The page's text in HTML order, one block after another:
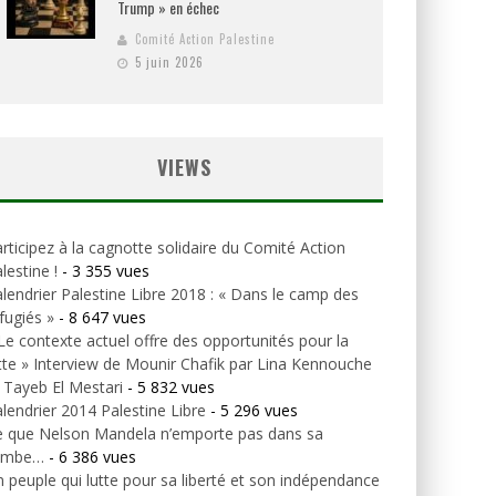
Trump » en échec
Comité Action Palestine
5 juin 2026
VIEWS
à la cagnotte solidaire du Comité Action
! - 3 355 vues
Palestine Libre 2018 : « Dans le camp des
» - 8 647 vues
contexte actuel offre des opportunités pour la
» Interview de Mounir Chafik par Lina Kennouche
El Mestari - 5 832 vues
2014 Palestine Libre - 5 296 vues
que Nelson Mandela n’emporte pas dans sa
- 6 386 vues
peuple qui lutte pour sa liberté et son indépendance